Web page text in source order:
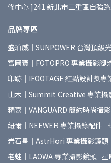
修中心 ]241 新北市三重區自強
品牌專區
盛珀威｜SUNPOWER 台灣頂級
富圖寶｜FOTOPRO 專業攝影腳
印跡｜IFOOTAGE 紅點設計獎專
山木｜Summit Creative 專業攝
精嘉｜VANGUARD 簡約時尚攝
紐爾｜NEEWER 專業攝錄配件
岩石星｜AstrHori 專業攝影鏡頭
老蛙｜LAOWA 專業攝影鏡頭